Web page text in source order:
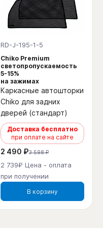
RD-J-195-1-5
Chiko Premium
светопропускаемость
5-15%
на зажимах
Каркасные автошторки
Chiko для задних
дверей (стандарт)
Доставка бесплатно
при оплате на сайте
2 490 ₽3 598 ₽
2 739₽ Цена - оплата
при получении
В корзину